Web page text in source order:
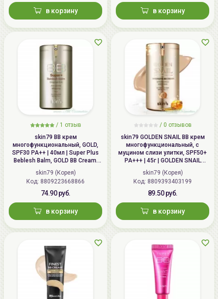
тел.:+375296131336
в корзину в корзину
/ 1 отзыв
skin79 ВВ крем
многофункциональный, GOLD,
SPF30 PA++ | 40мл | Super Plus
Beblesh Balm, GOLD BB Cream,
SPF30 PA++
skin79 (Корея)
Код: 8809223668866
74.90 руб.
в корзину
/ 0 отзывов
skin79 GOLDEN SNAIL ВВ крем
многофункциональный, с
муцином слизи улитки, SPF50+
PA+++ | 45г | GOLDEN SNAIL
Intensive BB Cream, SPF50+
PA+++
skin79 (Корея)
Код: 8809393403199
89.50 руб.
в корзину